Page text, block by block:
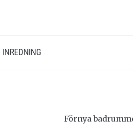
INREDNING
Förnya